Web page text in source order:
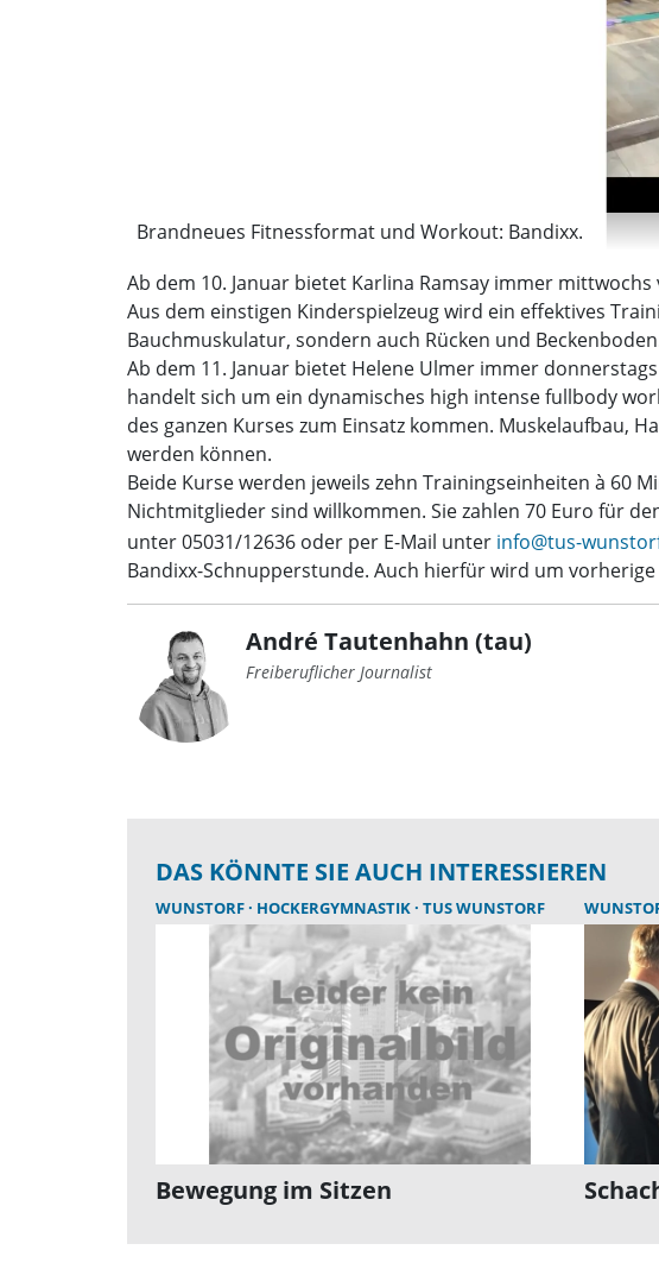
Brandneues Fitnessformat und Workout: Bandixx.
Ab dem 10. Januar bietet Karlina Ramsay immer
Aus dem einstigen Kinderspielzeug wird ein effektives
Bauchmuskulatur, sondern auch Rücken und
Ab dem 11. Januar bietet Helene Ulmer immer
handelt sich um ein dynamisches high intense fullbody
des ganzen Kurses zum Einsatz kommen. Muskelaufbau,
werden können.
Beide Kurse werden jeweils zehn Trainingseinheiten à 60
Nichtmitglieder sind willkommen. Sie zahlen 70 Euro für
unter 05031/12636 oder per E-Mail unter info@tus-
Bandixx-Schnupperstunde. Auch hierfür wird um
André Tautenhahn (tau)
Freiberuflicher Journalist
DAS KÖNNTE SIE AUCH INTERESSIEREN
WUNSTORF HOCKERGYMNASTIK TUS WUNSTORF
Bewegung im Sitzen